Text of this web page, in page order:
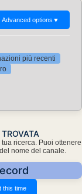
Advanced options ▼
più recenti
ricerca. Puoi ottenere
nome del canale.